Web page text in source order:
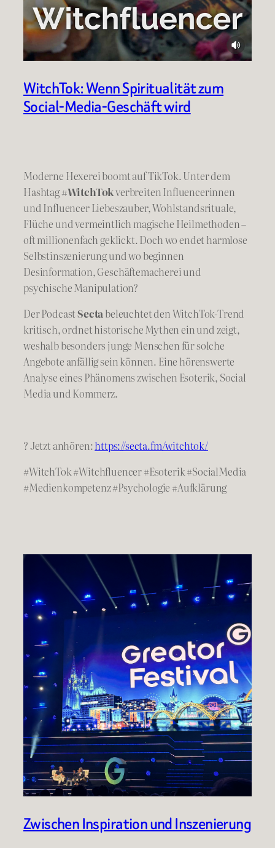
WitchTok: Wenn Spiritualität zum
Social-Media-Geschäft wird
Moderne Hexerei boomt auf TikTok. Unter dem
Hashtag#WitchTokverbreiten Influencerinnen
und Influencer Liebeszauber, Wohlstandsrituale,
Flüche und vermeintlich magische Heilmethoden –
oft millionenfach geklickt. Doch wo endet harmlose
Selbstinszenierung und wo beginnen
Desinformation, Geschäftemacherei und
psychische Manipulation?
Der PodcastSectabeleuchtet den WitchTok-Trend
kritisch, ordnet historische Mythen ein und zeigt,
weshalb besonders junge Menschen für solche
Angebote anfällig sein können. Eine hörenswerte
Analyse eines Phänomens zwischen Esoterik, Social
Media und Kommerz.
? Jetzt anhören:https://secta.fm/witchtok/
#WitchTok #Witchfluencer #Esoterik #SocialMedia
#Medienkompetenz #Psychologie #Aufklärung
Zwischen Inspiration und Inszenierung